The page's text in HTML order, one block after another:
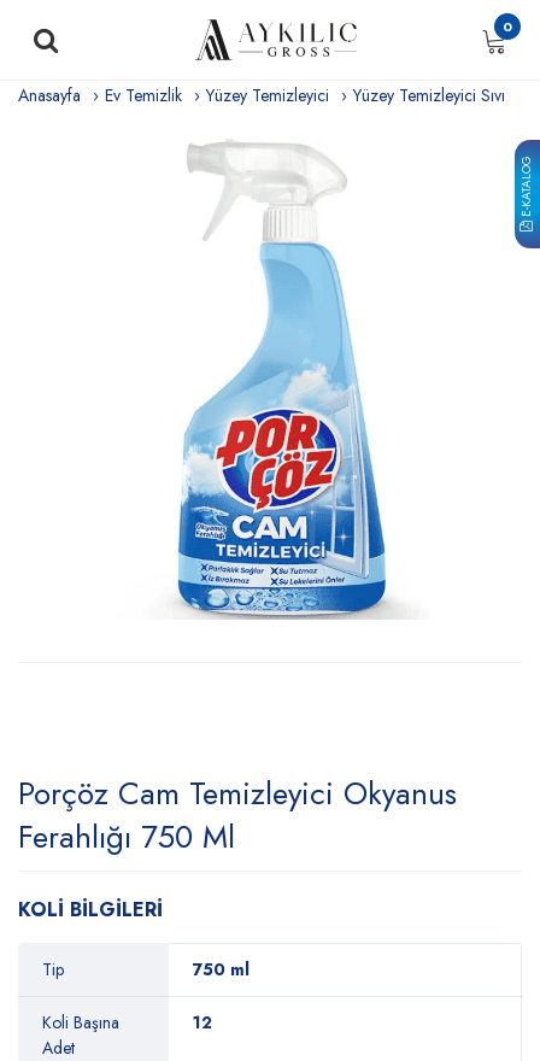
E-KATALOG
0
Anasayfa Ev Temizlik Yüzey Temizleyici Yüzey Temizleyici Sıvı
Porçöz Cam Temizleyici Okyanus
Ferahlığı 750 Ml
KOLİ BİLGİLERİ
Tip 750 ml
Koli Başına
Adet
12